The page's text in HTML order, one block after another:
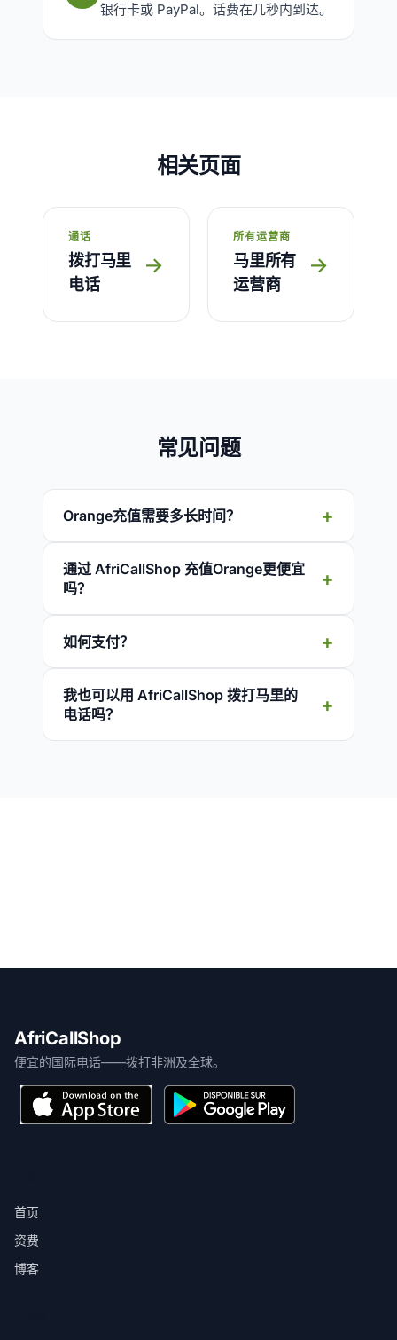
银行卡或 PayPal。话费在几秒内到达。
相关页面
通话
拨打马里
电话
→
所有运营商
马里所有
运营商
→
常见问题
Orange充值需要多长时间？
通过 AfriCallShop 充值Orange更便宜
吗？
如何支付？
我也可以用 AfriCallShop 拨打马里的
电话吗？
AfriCallShop
便宜的国际电话——拨打非洲及全球。
首页
资费
博客